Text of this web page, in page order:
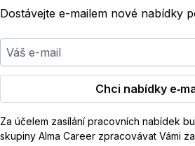
Dostávejte e-mailem nové nabídky
Váš e-mail
Chci nabídky
Za účelem zasílání pracovních nabídek
skupiny Alma Career zpracovávat Vámi